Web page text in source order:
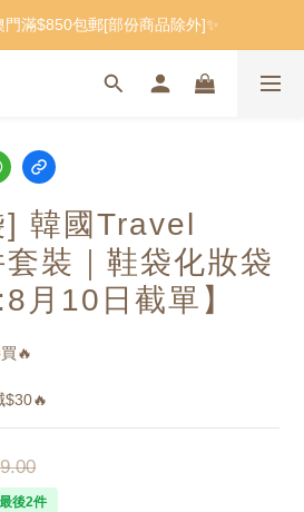
門滿$850包郵[部份商品除外]✨
] 韓國Travel
裝｜鞋袋化妝袋
月10日截單】
🔥
$30🔥
最後2件